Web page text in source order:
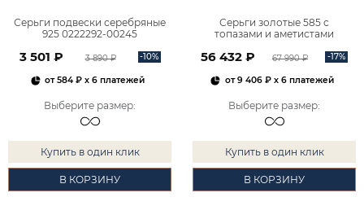
Серьги подвески серебряные
925 0222292-00245
3 501 ₽ 3 890 ₽ -10%
от584 ₽ x 6 платежей
Выберите размер:
Купить в один клик
В КОРЗИНУ
Серьги золотые 585 с
топазами и аметистами
56 432 ₽ 67 990 ₽ -17%
от9 406 ₽x 6 платежей
Выберите размер:
Купить в один клик
В КОРЗИНУ